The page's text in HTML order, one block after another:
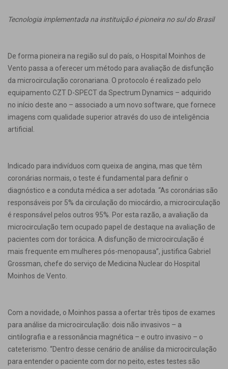
Tecnologia implementada na instituição é pioneira no sul do Brasil
De forma pioneira na região sul do país, o Hospital Moinhos de
Vento passa a oferecer um método para avaliação de disfunção
da microcirculação coronariana. O protocolo é realizado pelo
equipamento CZT D-SPECT da Spectrum Dynamics – adquirido
no início deste ano – associado a um novo software, que fornece
imagens com qualidade superior através do uso de inteligência
artificial.
Indicado para indivíduos com queixa de angina, mas que têm
coronárias normais, o teste é fundamental para definir o
diagnóstico e a conduta médica a ser adotada. “As coronárias são
responsáveis por 5% da circulação do miocárdio, a microcirculação
é responsável pelos outros 95%. Por esta razão, a avaliação da
microcirculação tem ocupado papel de destaque na avaliação de
pacientes com dor torácica. A disfunção de microcirculação é
mais frequente em mulheres pós-menopausa”, justifica Gabriel
Grossman, chefe do serviço de Medicina Nuclear do Hospital
Moinhos de Vento.
Com a novidade, o Moinhos passa a ofertar três tipos de exames
para análise da microcirculação: dois não invasivos – a
cintilografia e a ressonância magnética – e outro invasivo – o
cateterismo. “Dentro desse cenário de análise da microcirculação
para entender o paciente com dor no peito, estes testes são